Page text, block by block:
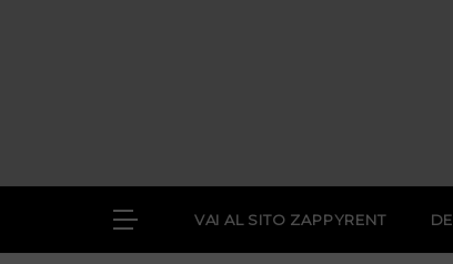
VAI AL SITO ZAPPYRENT